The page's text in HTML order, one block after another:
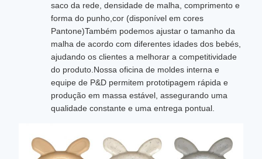
saco da rede, densidade de malha, comprimento e
forma do punho,cor (disponível em cores
Pantone)Também podemos ajustar o tamanho da
malha de acordo com diferentes idades dos bebés,
ajudando os clientes a melhorar a competitividade
do produto.Nossa oficina de moldes interna e
equipe de P&D permitem prototipagem rápida e
produção em massa estável, assegurando uma
qualidade constante e uma entrega pontual.